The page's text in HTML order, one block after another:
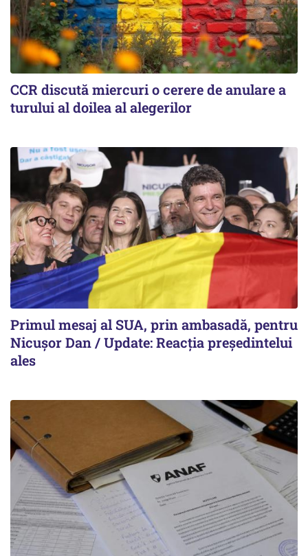
CCR discută miercuri o cerere de anulare a
turului al doilea al alegerilor
Primul mesaj al SUA, prin ambasadă, pentru
Nicușor Dan / Update: Reacția președintelui
ales